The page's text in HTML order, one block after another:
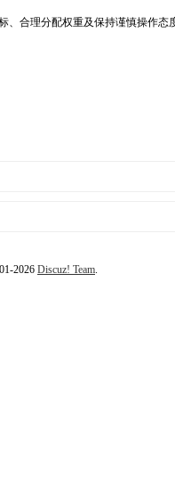
合理分配权重及保持谨慎操作
2026 Discuz! Team.